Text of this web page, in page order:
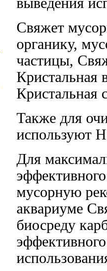
Свяжет
органику,
частицы,
Кристальная
Кристальная
Также для
используют
Для
мусорную
аквариуме
биосреду
эффективного